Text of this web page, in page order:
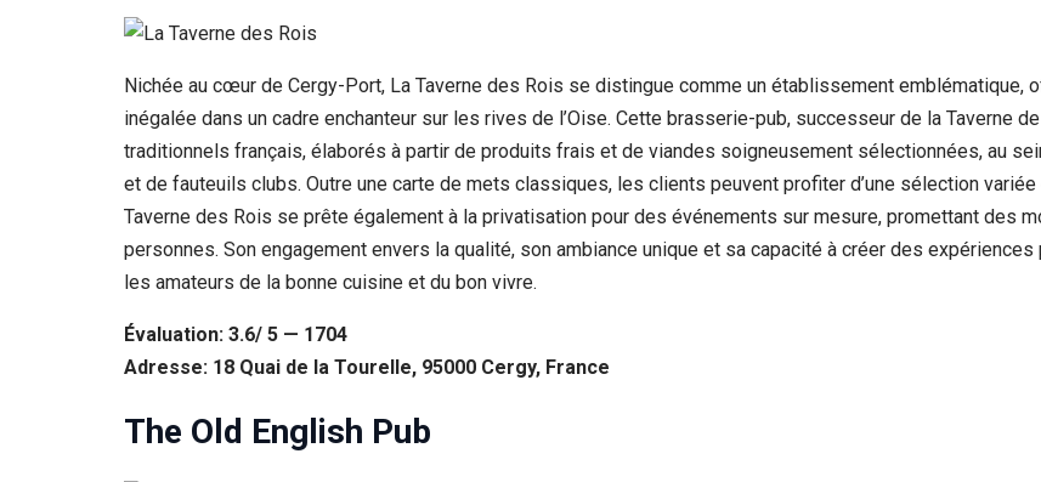
Nichée au cœur de Cergy-Port, La Taverne des Rois se distingue comme un établissement emblématique,
inégalée dans un cadre enchanteur sur les rives de l’Oise. Cette brasserie-pub, successeur de la Taverne
traditionnels français, élaborés à partir de produits frais et de viandes soigneusement sélectionnées, au
et de fauteuils clubs. Outre une carte de mets classiques, les clients peuvent profiter d’une sélection
Taverne des Rois se prête également à la privatisation pour des événements sur mesure, promettant des
personnes. Son engagement envers la qualité, son ambiance unique et sa capacité à créer des
les amateurs de la bonne cuisine et du bon vivre.
Évaluation: 3.6/ 5 — 1704
Adresse: 18 Quai de la Tourelle, 95000 Cergy, France
The Old English Pub